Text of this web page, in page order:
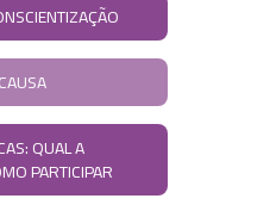
QUAL A
PARTICIPAR